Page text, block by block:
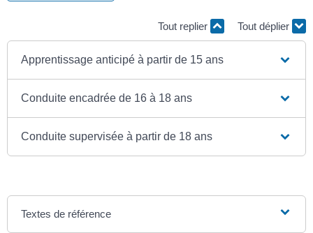
Tout replier Tout déplier
Apprentissage anticipé à partir de 15 ans
Conduite encadrée de 16 à 18 ans
Conduite supervisée à partir de 18 ans
Textes de référence